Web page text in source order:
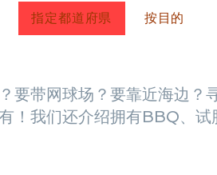
指定都道府県 按目的
要带网球场？ 要靠近海边？
！我们还介绍拥有BBQ、